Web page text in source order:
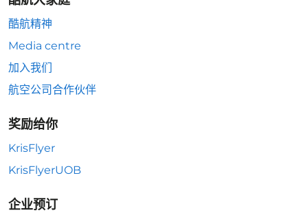
酷航精神
Media centre
加入我们
航空公司合作伙伴
奖励给你
KrisFlyer
KrisFlyerUOB
企业预订